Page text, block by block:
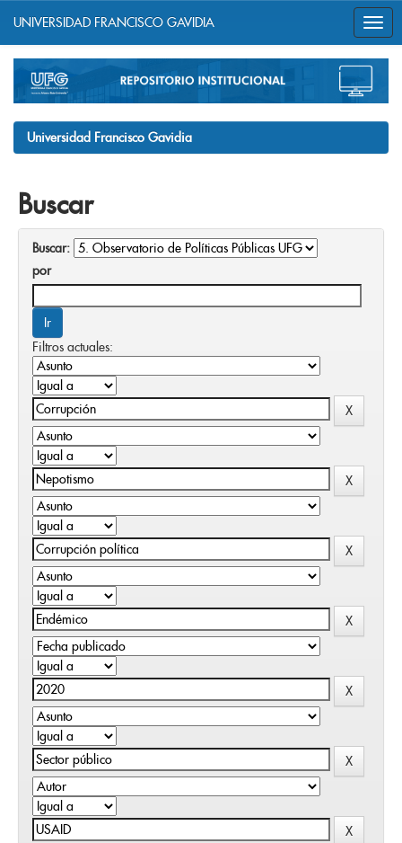
navigation
UNIVERSIDAD FRANCISCO GAVIDIA
Universidad Francisco Gavidia
Buscar
Buscar:
por
Filtros actuales: